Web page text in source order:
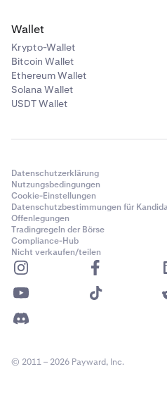
Wallet
Krypto-Wallet
Bitcoin Wallet
Ethereum Wallet
Solana Wallet
USDT Wallet
Datenschutzerklärung
Nutzungsbedingungen
Cookie-Einstellungen
Datenschutzbestimmungen für
Offenlegungen
Tradingregeln der Börse
Compliance-Hub
Nicht verkaufen/teilen
© 2011 – 2026 Payward, Inc.